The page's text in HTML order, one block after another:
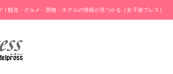
| 観光・グルメ・買物・ホテルの情報が見つかる［女子旅プレス］